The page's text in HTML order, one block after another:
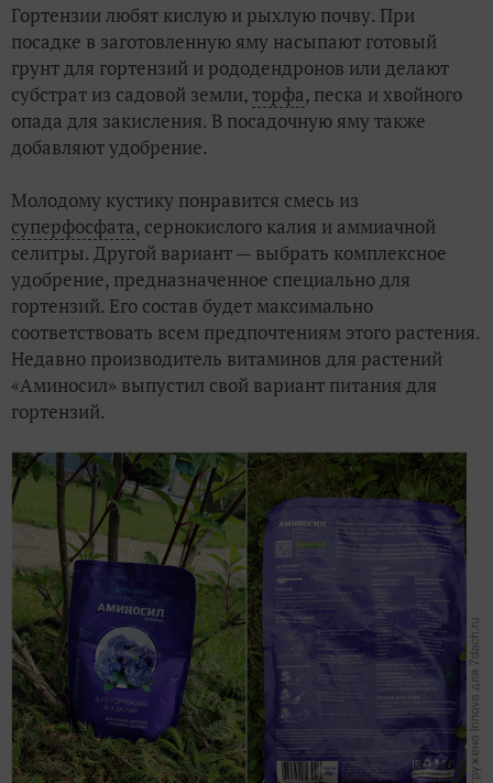
Гортензии любят кислую и рыхлую почву. При
посадке в заготовленную яму насыпают готовый
грунт для гортензий и рододендронов или делают
субстрат из садовой земли, торфа, песка и хвойного
опада для закисления. В посадочную яму также
добавляют удобрение.
Молодому кустику понравится смесь из
суперфосфата, сернокислого калия и аммиачной
селитры. Другой вариант — выбрать комплексное
удобрение, предназначенное специально для
гортензий. Его состав будет максимально
соответствовать всем предпочтениям этого растения.
Недавно производитель витаминов для растений
«Аминосил» выпустил свой вариант питания для
гортензий.